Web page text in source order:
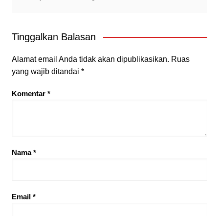
Tinggalkan Balasan
Alamat email Anda tidak akan dipublikasikan. Ruas
yang wajib ditandai *
Komentar *
Nama*
Email *